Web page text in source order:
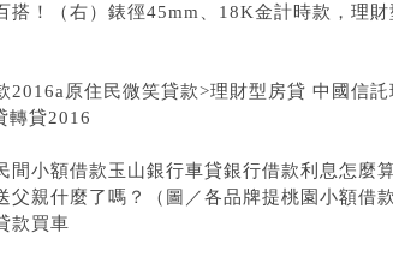
！（右）錶徑45mm、18K金計時款， 理財
2016a 原住民微笑貸款>理財型房貸 中國信託
轉貸2016
間小額借款玉山銀行車貸銀行借款利息怎麼
親什麼了嗎？（圖／各品牌提桃園小額借款
款買車